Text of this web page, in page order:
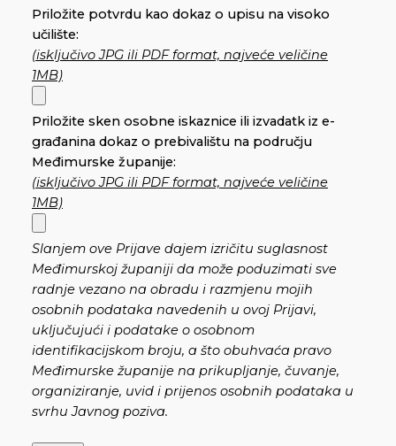
Priložite potvrdu kao dokaz o upisu na visoko
učilište:
(isključivo JPG ili PDF format, najveće veličine
1MB)
Priložite sken osobne iskaznice ili izvadatk iz e-
građanina dokaz o prebivalištu na području
Međimurske županije:
(isključivo JPG ili PDF format, najveće veličine
1MB)
Slanjem ove Prijave dajem izričitu suglasnost
Međimurskoj županiji da može poduzimati sve
radnje vezano na obradu i razmjenu mojih
osobnih podataka navedenih u ovoj Prijavi,
uključujući i podatake o osobnom
identifikacijskom broju, a što obuhvaća pravo
Međimurske županije na prikupljanje, čuvanje,
organiziranje, uvid i prijenos osobnih podataka u
svrhu Javnog poziva.